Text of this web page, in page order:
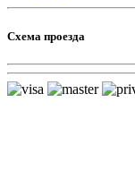
Схема проезда